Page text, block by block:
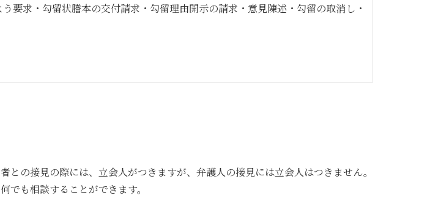
要求・勾留状謄本の交付請求・勾留理由開示の請求・意見陳述・勾留の取消し・
の接見の際には、立会人がつきますが、弁護人の接見には立会人はつきません。
も相談することができます。